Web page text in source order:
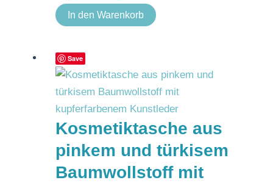
In den Warenkorb
Save
Kosmetiktasche aus
pinkem und türkisem
Baumwollstoff mit